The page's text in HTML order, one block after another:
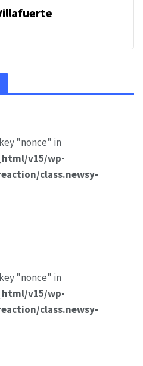
"nonce" in
v15/wp-
class.newsy-
"nonce" in
v15/wp-
class.newsy-